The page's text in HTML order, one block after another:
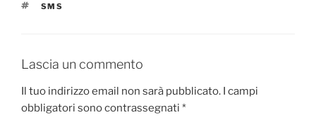
TAG
SMS
Lascia un commento
Il tuo indirizzo email non sarà pubblicato. I campi
obbligatori sono contrassegnati *